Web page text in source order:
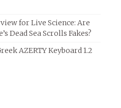
for Live Science: Are
Dead Sea Scrolls Fakes?
AZERTY Keyboard 1.2